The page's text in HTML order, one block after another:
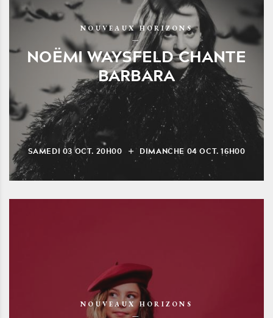
NOUVEAUX HORIZONS
NOËMI WAYSFELD CHANTE
BARBARA
SAMEDI 03OCT. 20H00 DIMANCHE 04OCT.16H00
NOUVEAUX HORIZONS